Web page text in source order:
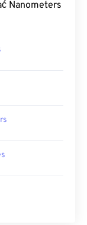
Nanometers